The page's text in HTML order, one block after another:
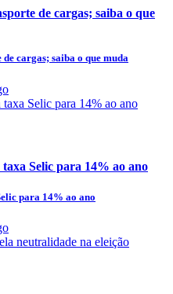
de cargas; saiba o que
cargas; saiba o que muda
Selic para 14% ao ano
para 14% ao ano